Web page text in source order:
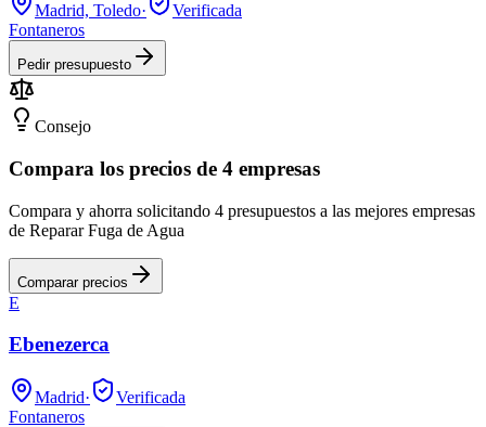
Madrid, Toledo·
Verificada
Fontaneros
Pedir presupuesto
Consejo
Compara los precios de 4 empresas
Compara y ahorra solicitando 4 presupuestos a las mejores empresas
de Reparar Fuga de Agua
Comparar precios
E
Ebenezerca
Madrid·
Verificada
Fontaneros